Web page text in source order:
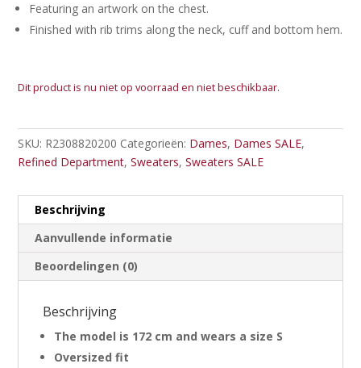
Featuring an artwork on the chest.
Finished with rib trims along the neck, cuff and bottom hem.
Dit product is nu niet op voorraad en niet beschikbaar.
SKU: R2308820200 Categorieën: Dames, Dames SALE,
Refined Department,Sweaters,Sweaters SALE
Beschrijving
Aanvullende informatie
Beoordelingen (0)
Beschrijving
The model is 172 cm and wears a size S
Oversized fit